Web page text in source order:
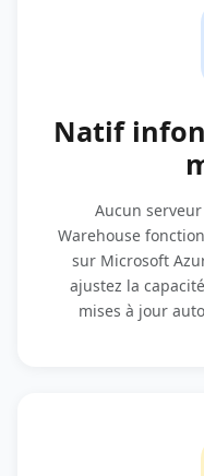
Natif
Aucun
Warehouse
sur Microsoft
ajustez la
mises à jour